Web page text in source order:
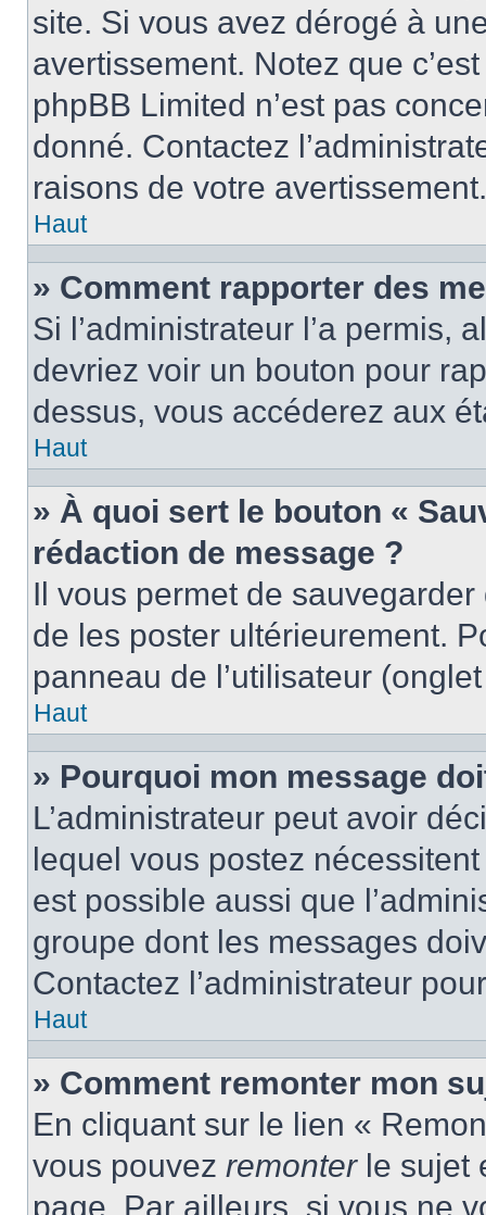
site. Si vous avez dérogé à
avertissement. Notez que
phpBB Limited n’est pas
donné. Contactez
raisons de votre avertissement.
Haut
» Comment rapporter des
Si l’administrateur l’a permis,
devriez voir un bouton pour
dessus, vous accéderez aux
Haut
» À quoi sert le bouton «
rédaction de message ?
Il vous permet de
de les poster ultérieurement.
panneau de l’utilisateur
Haut
» Pourquoi mon message
L’administrateur peut avoir
lequel vous postez
est possible aussi que
groupe dont les messages
Contactez l’administrateur
Haut
» Comment remonter mon
En cliquant sur le lien «
vous pouvez remonterle sujet
page. Par ailleurs, si vous ne